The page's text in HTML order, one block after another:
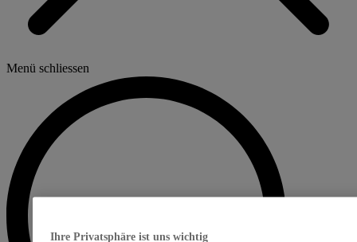
Menü schliessen
Ihre Privatsphäre ist uns wichtig